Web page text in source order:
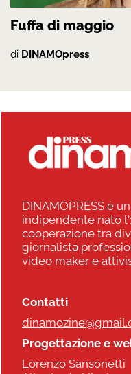
Fuffa di maggio
di DINAMOpress
DINAMOPRESS è
indipendente nato
cooperazione tra
giornalistə
video maker e
Contatti
Progettazione e
Lorenzo Sansonetti